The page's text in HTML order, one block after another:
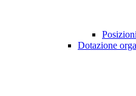
Dotazione